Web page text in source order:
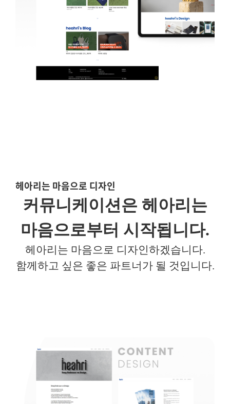
헤아리는 마음으로 디자인
커뮤니케이션은 헤아리는
마음으로부터 시작됩니다.
헤아리는 마음으로 디자인하겠습니다.
함께하고 싶은 좋은 파트너가 될 것입니다.